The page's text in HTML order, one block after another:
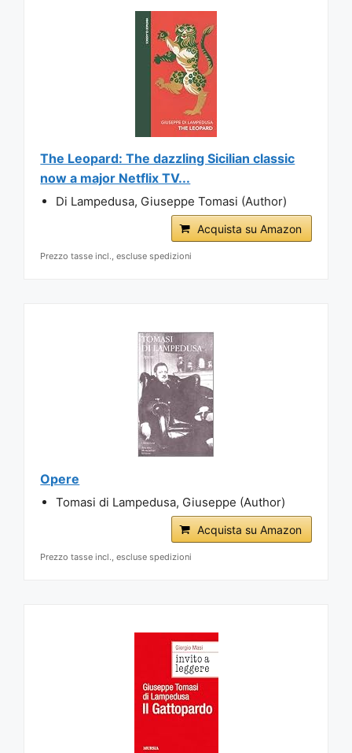
The Leopard: The dazzling Sicilian classic
now a major Netflix TV...
Di Lampedusa, Giuseppe Tomasi (Author)
Acquista su Amazon
Prezzo tasse incl., escluse spedizioni
Opere
Tomasi di Lampedusa, Giuseppe (Author)
Acquista su Amazon
Prezzo tasse incl., escluse spedizioni